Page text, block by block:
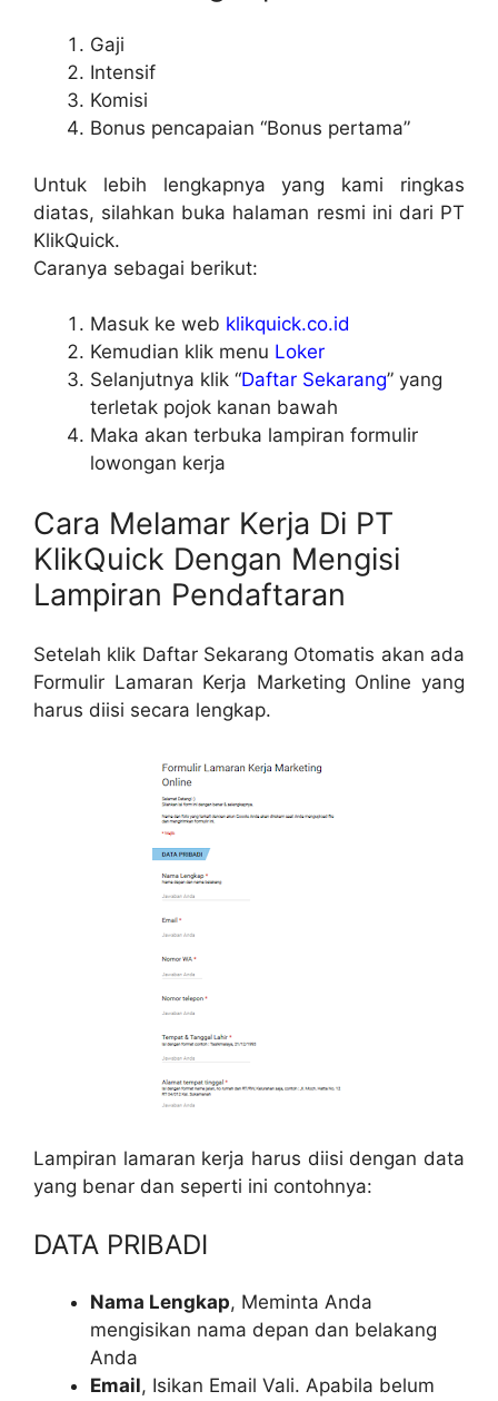
Gaji
Intensif
Komisi
Bonus pencapaian “Bonus pertama”
Untuk lebih lengkapnya yang kami ringkas
diatas, silahkan buka halaman resmi ini dari PT
KlikQuick.
Caranya sebagai berikut:
Masuk ke web klikquick.co.id
Kemudian klik menu Loker
Selanjutnya klik “Daftar Sekarang” yang
terletak pojok kanan bawah
Maka akan terbuka lampiran formulir
lowongan kerja
Cara Melamar Kerja Di PT
KlikQuick Dengan Mengisi
Lampiran Pendaftaran
Setelah klik Daftar Sekarang Otomatis akan ada
Formulir Lamaran Kerja Marketing Online yang
harus diisi secara lengkap.
Lampiran lamaran kerja harus diisi dengan data
yang benar dan seperti ini contohnya:
DATA PRIBADI
Nama Lengkap, Meminta Anda
mengisikan nama depan dan belakang
Anda
Email, Isikan Email Vali. Apabila belum